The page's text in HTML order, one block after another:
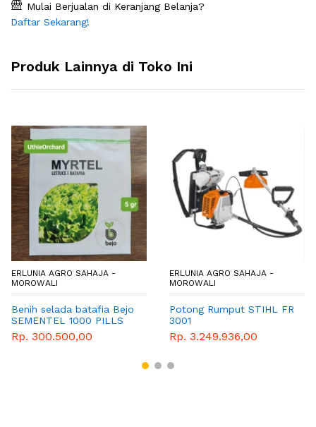
Mulai Berjualan di Keranjang Belanja?
Daftar Sekarang!
Produk Lainnya di Toko Ini
ERLUNIA AGRO SAHAJA -
MOROWALI
Benih selada batafia Bejo
SEMENTEL 1000 PILLS
Rp. 300.500,00
ERLUNIA AGRO SAHAJA -
MOROWALI
Potong Rumput STIHL FR
3001
Rp. 3.249.936,00